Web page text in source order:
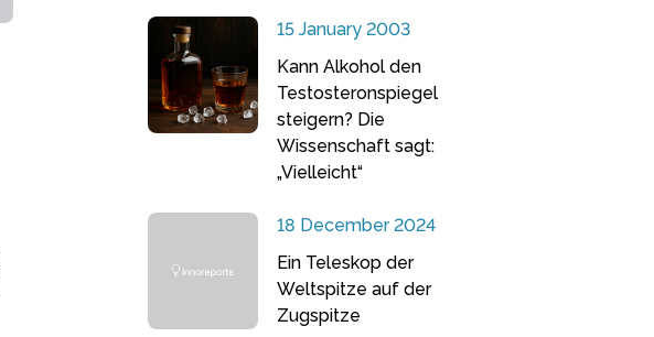
15 January 2003
Kann Alkohol den
Testosteronspiegel
steigern? Die
Wissenschaft sagt:
„Vielleicht“
18 December 2024
Ein Teleskop der
Weltspitze auf der
Zugspitze